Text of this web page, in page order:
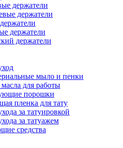
держатели
держатели
держатели
держатели
мыло и пенки
для работы
порошки
пленка для тату
за татуировкой
за татуажем
средства